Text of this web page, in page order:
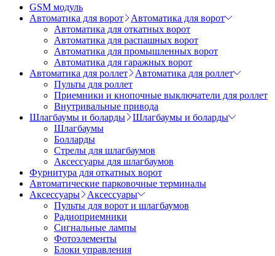
GSM модуль
Автоматика для ворот
Автоматика для ворот
Автоматика для откатных ворот
Автоматика для распашных ворот
Автоматика для промышленных ворот
Автоматика для гаражных ворот
Автоматика для роллет
Автоматика для роллет
Пульты для роллет
Приемники и кнопочные выключатели для роллет
Внутривальные привода
Шлагбаумы и боларды
Шлагбаумы и боларды
Шлагбаумы
Болларды
Стрелы для шлагбаумов
Аксессуары для шлагбаумов
Фурнитура для откатных ворот
Автоматические парковочные терминалы
Аксессуары
Аксессуары
Пульты для ворот и шлагбаумов
Радиоприемники
Сигнальные лампы
Фотоэлементы
Блоки управления